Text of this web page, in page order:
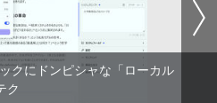
クにドンピシャな「ローカル
ク